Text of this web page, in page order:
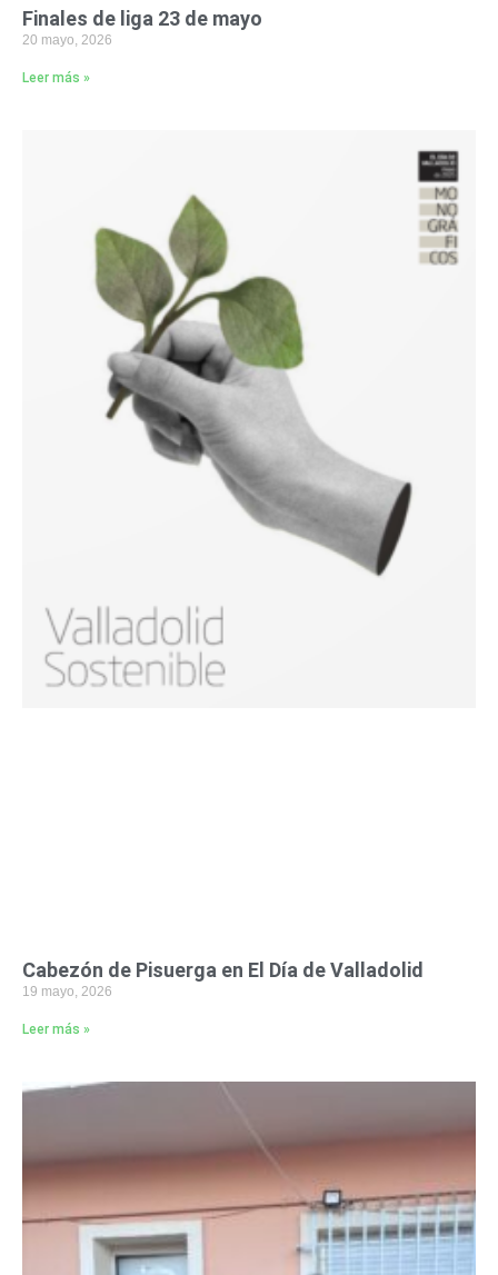
Finales de liga 23 de mayo
20 mayo, 2026
Leer más »
Cabezón de Pisuerga en El Día de Valladolid
19 mayo, 2026
Leer más »